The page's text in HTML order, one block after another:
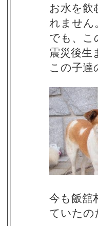
お水を飲
れません
でも、こ
震災後生
この子達
今も飯舘
ていたの